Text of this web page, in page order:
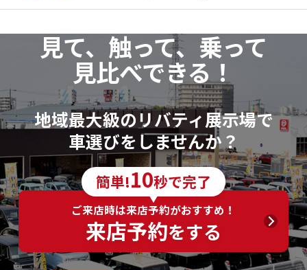
見て、触って、乗って
見比べできる！
地域最大級のリバティ展示場で
車選びをしませんか？
簡単!10秒で完了
ご来店時は来店予約がおすすめ！
来店予約をする